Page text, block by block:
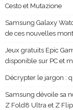
Cesto et Mutazione
Samsung Galaxy
de ces nouvelles
Jeux gratuits Epic
disponible sur PC et
Décrypter le jargon :
Samsung dévoile sa
Z Fold8 Ultra et Z